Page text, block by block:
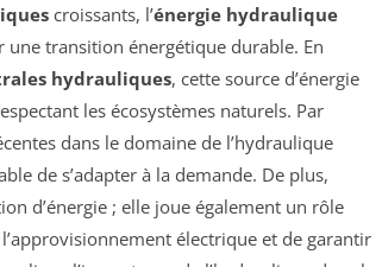
croissants, l’énergie hydraulique
transition énergétique durable. En
hydrauliques, cette source d’énergie
les écosystèmes naturels. Par
dans le domaine de l’hydraulique
de s’adapter à la demande. De plus,
d’énergie ; elle joue également un rôle
électrique et de garantir